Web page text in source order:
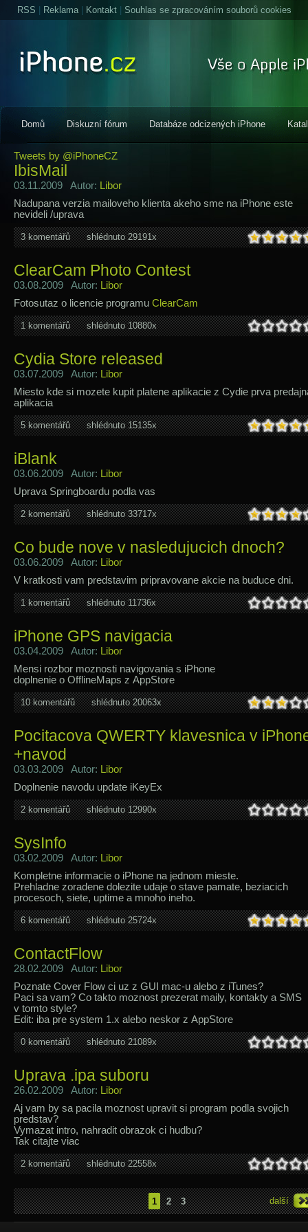
RSS Reklama| Kontakt Souhlas se zpracováním souborů cookies
Domů Diskuzní fórum Databáze odcizených iPhone
Tweets by @iPhoneCZ
IbisMail
03.11.2009 Autor: Libor
Nadupana verzia mailoveho klienta akeho sme na iPhone este
nevideli /uprava
3 komentářů shlédnuto 29191x
ClearCam Photo Contest
03.08.2009 Autor: Libor
Fotosutaz o licencie programu ClearCam
1 komentářů shlédnuto 10880x
Cydia Store released
03.07.2009 Autor: Libor
Miesto kde si mozete kupit platene aplikacie z Cydie prva
aplikacia
5 komentářů shlédnuto 15135x
iBlank
03.06.2009 Autor: Libor
Uprava Springboardu podla vas
2 komentářů shlédnuto 33717x
Co bude nove v nasledujucich dnoch?
03.06.2009 Autor: Libor
V kratkosti vam predstavim pripravovane akcie na buduce dni.
1 komentářů shlédnuto 11736x
iPhone GPS navigacia
03.04.2009 Autor: Libor
Mensi rozbor moznosti navigovania s iPhone
doplnenie o OfflineMaps z AppStore
10 komentářů shlédnuto 20063x
Pocitacova QWERTY klavesnica v
+navod
03.03.2009 Autor: Libor
Doplnenie navodu update iKeyEx
2 komentářů shlédnuto 12990x
SysInfo
03.02.2009 Autor: Libor
Kompletne informacie o iPhone na jednom mieste.
Prehladne zoradene dolezite udaje o stave pamate, beziacich
procesoch, siete, uptime a mnoho ineho.
6 komentářů shlédnuto 25724x
ContactFlow
28.02.2009 Autor: Libor
Poznate Cover Flow ci uz z GUI mac-u alebo z iTunes?
Paci sa vam? Co takto moznost prezerat maily, kontakty a SMS
v tomto style?
Edit: iba pre system 1.x alebo neskor z AppStore
0 komentářů shlédnuto 21089x
Uprava .ipa suboru
26.02.2009 Autor: Libor
Aj vam by sa pacila moznost upravit si program podla svojich
predstav?
Vymazat intro, nahradit obrazok ci hudbu?
Tak citajte viac
2 komentářů shlédnuto 22558x
další
1 2 3